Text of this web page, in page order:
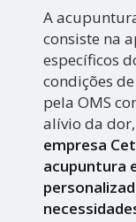
A
consiste na
específicos
condições
pela OMS
alívio da
empresa
acupuntura